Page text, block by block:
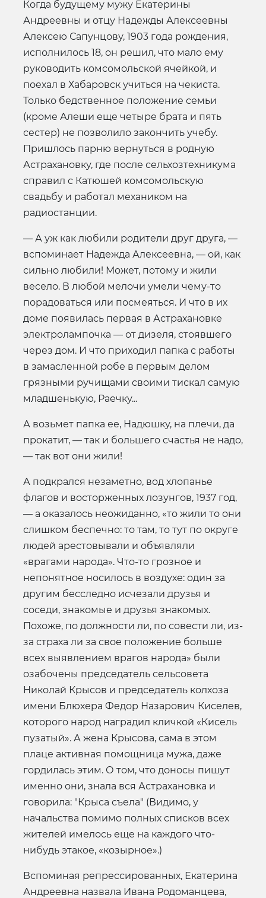
Когда будущему мужу Екатерины
Андреевны и отцу Надежды Алексеевны
Алексею Сапунцову, 1903 года рождения,
исполнилось 18, он решил, что мало ему
руководить комсомольской ячейкой, и
поехал в Хабаровск учиться на чекиста.
Только бедственное положение семьи
(кроме Алеши еще четыре брата и пять
сестер) не позволило закончить учебу.
Пришлось парню вернуться в родную
Астрахановку, где после сельхозтехникума
справил с Катюшей комсомольскую
свадьбу и работал механиком на
радиостанции.
— А уж как любили родители друг друга, —
вспоминает Надежда Алексеевна, — ой, как
сильно любили! Может, потому и жили
весело. В любой мелочи умели чему-то
порадоваться или посмеяться. И что в их
доме появилась первая в Астрахановке
электролампочка — от дизеля, стоявшего
через дом. И что приходил папка с работы
в замасленной робе в первым делом
грязными ручищами своими тискал самую
младшенькую, Раечку...
А возьмет папка ее, Надюшку, на плечи, да
прокатит, — так и большего счастья не надо,
— так вот они жили!
А подкрался незаметно, вод хлопанье
флагов и восторженных лозунгов, 1937 год,
— а оказалось неожиданно, «то жили то они
слишком беспечно: то там, то тут по округе
людей арестовывали и объявляли
«врагами народа». Что-то грозное и
непонятное носилось в воздухе: один за
другим бесследно исчезали друзья и
соседи, знакомые и друзья знакомых.
Похоже, по должности ли, по совести ли, из-
за страха ли за свое положение больше
всех выявлением врагов народа» были
озабочены председатель сельсовета
Николай Крысов и председатель колхоза
имени Блюхера Федор Назарович Киселев,
которого народ наградил кличкой «Кисель
пузатый». А жена Крысова, сама в этом
плаце активная помощница мужа, даже
гордилась этим. О том, что доносы пишут
именно они, знала вся Астрахановка и
говорила: "Крыса съела" (Видимо, у
начальства помимо полных списков всех
жителей имелось еще на каждого что-
нибудь этакое, «козырное».)
Вспоминая репрессированных, Екатерина
Андреевна назвала Ивана Родоманцева,